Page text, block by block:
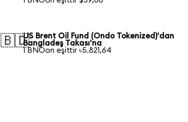
🇧🇩US Brent Oil Fund (Ondo Tokenized)'dan
Bangladeş Takası'na
1 BNOon eşittir ৳5.821,64